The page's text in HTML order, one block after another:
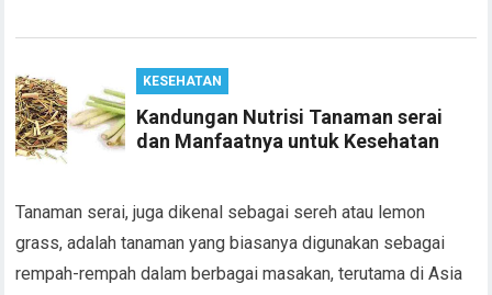
KESEHATAN
Kandungan Nutrisi Tanaman serai
dan Manfaatnya untuk Kesehatan
Tanaman serai, juga dikenal sebagai sereh atau lemon
grass, adalah tanaman yang biasanya digunakan sebagai
rempah-rempah dalam berbagai masakan, terutama di Asia